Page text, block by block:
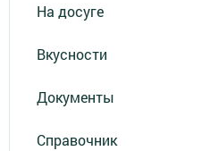
На досуге
Вкусности
Документы
Справочник